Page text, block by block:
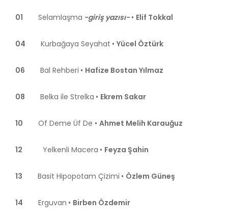
01 Selamlaşma -giriş yazısı- • Elif Tokkal
04 Kurbağaya Seyahat • Yücel Öztürk
06 Bal Rehberi • Hafize Bostan Yılmaz
08 Belka ile Strelka • Ekrem Sakar
10 Of Deme Üf De • Ahmet Melih Karauğuz
12 Yelkenli Macera • Feyza Şahin
13 Basit Hipopotam Çizimi • Özlem Güneş
14 Erguvan • Birben Özdemir